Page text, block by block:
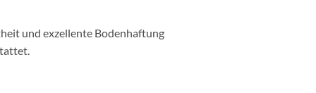
und exzellente Bodenhaftung